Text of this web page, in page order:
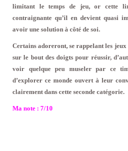
limitant le temps de jeu, or cette
contraignante qu’il en devient quasi
avoir une solution à côté de soi.
Certains adoreront, se rappelant les
sur le bout des doigts pour réussir,
voir quelque peu museler par ce
d’explorer ce monde ouvert à leur
clairement dans cette seconde catégorie.
Ma note : 7/10